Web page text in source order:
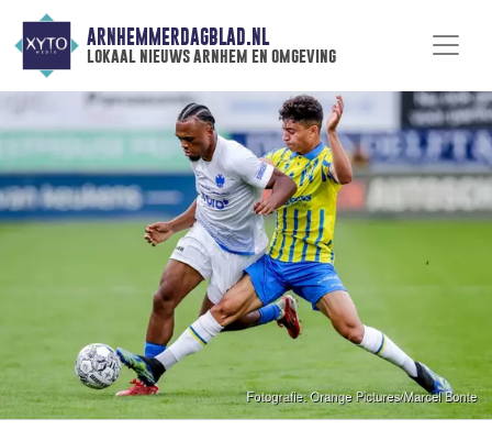
ARNHEMMERDAGBLAD.NL
lokaal nieuws arnhem en omgeving